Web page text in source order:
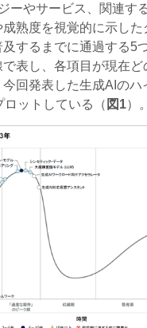
ーやサービス、関連す
熟度を視覚的に示した
するまでに通過する5
表し、各項目が現在
回発表した生成AIのハ
ットしている（ 図1）。